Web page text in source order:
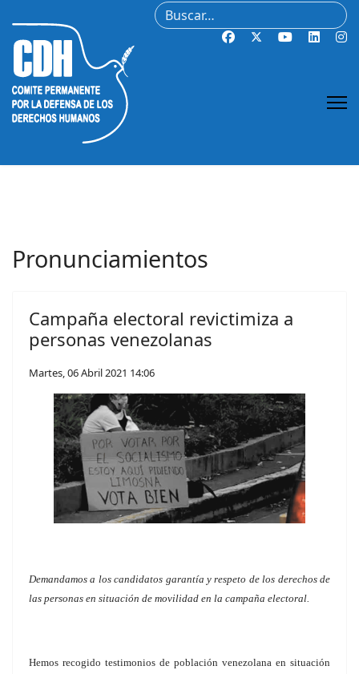
Buscar
Pronunciamientos
Campaña electoral revictimiza a
personas venezolanas
Martes, 06 Abril 2021 14:06
Demandamos a los candidatos garantía y respeto de los derechos de
las personas en situación de movilidad en la campaña electoral.
Hemos recogido testimonios de población venezolana en situación